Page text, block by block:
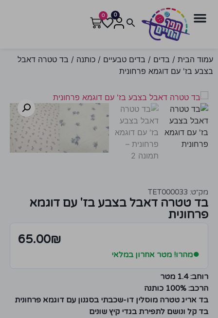
0
0
עמוד הבית / בדים / בדים טבעיים / כותנה / בד טטרה דאבל
בצבע בז' עם דוגמא פרחונית
מק״ט: TET000033
בד טטרה דאבל בצבע בז' עם דוגמא
פרחונית
65.00₪
●מהרו! מטר אחרון במלאי
רוחב: 1.4 מטר
הרכב: 100% כותנה
בד אריג טטרה מוסלין דו-שכבתי בסגנון עם דוגמא פרחונית
בד קל ונושם לתפירת בגדי קיץ שונים